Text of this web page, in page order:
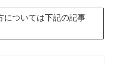
については下記の記事